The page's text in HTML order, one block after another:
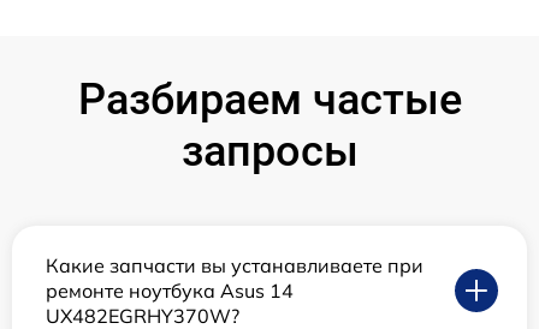
Разбираем частые
запросы
Какие запчасти вы устанавливаете при
ремонте ноутбука Asus 14
UX482EGRHY370W?